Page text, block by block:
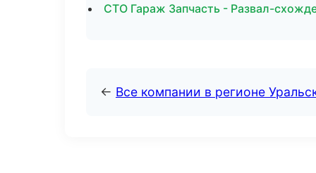
СТО Гараж Запчасть - Развал-
← Все компании в регионе